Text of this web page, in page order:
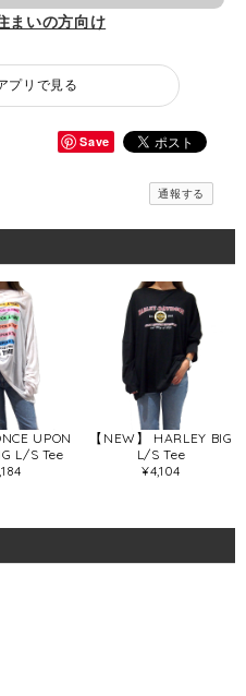
まいの方向け
プリで見る
Save
通報する
UPON
L/S Tee
【NEW】 HARLEY BIG
L/S Tee
¥4,104